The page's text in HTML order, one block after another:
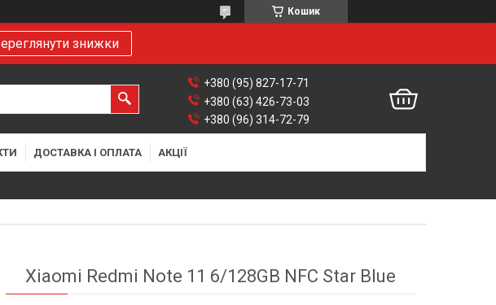
Кошик
знижки
+380 (95) 827-17-71
+380 (63) 426-73-03
+380 (96) 314-72-79
ДОСТАВКА І ОПЛАТА АКЦІЇ
Xiaomi Redmi Note 11 6/128GB NFC Star Blue